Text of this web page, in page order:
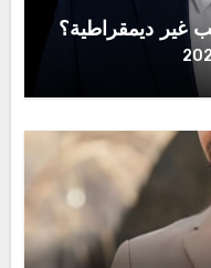
غير ديمقراطية؟